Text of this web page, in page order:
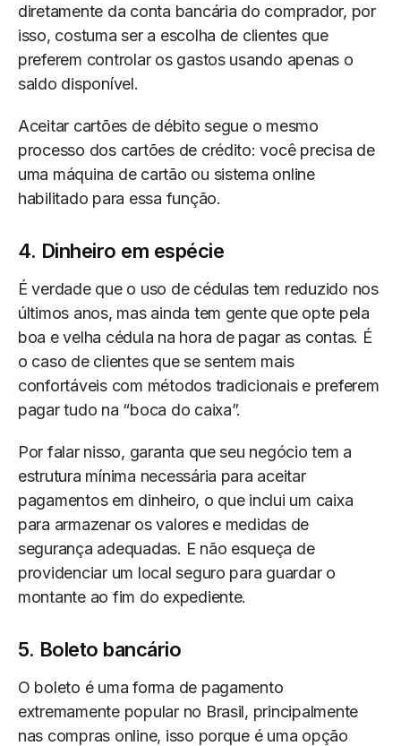
diretamente da conta bancária do comprador, por
isso, costuma ser a escolha de clientes que
preferem controlar os gastos usando apenas o
saldo disponível.
Aceitar cartões de débito segue o mesmo
processo dos cartões de crédito: você precisa de
uma máquina de cartão ou sistema online
habilitado para essa função.
4. Dinheiro em espécie
É verdade que o uso de cédulas tem reduzido nos
últimos anos, mas ainda tem gente que opte pela
boa e velha cédula na hora de pagar as contas. É
o caso de clientes que se sentem mais
confortáveis com métodos tradicionais e preferem
pagar tudo na “boca do caixa”.
Por falar nisso, garanta que seu negócio tem a
estrutura mínima necessária para aceitar
pagamentos em dinheiro, o que inclui um caixa
para armazenar os valores e medidas de
segurança adequadas. E não esqueça de
providenciar um local seguro para guardar o
montante ao fim do expediente.
5. Boleto bancário
O boleto é uma forma de pagamento
extremamente popular no Brasil, principalmente
nas compras online, isso porque é uma opção